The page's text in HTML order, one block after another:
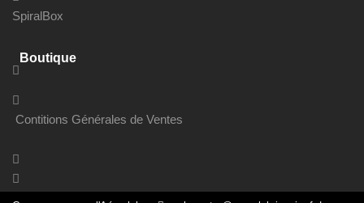
SpiralBox
Boutique
Contitions Générales de Ventes